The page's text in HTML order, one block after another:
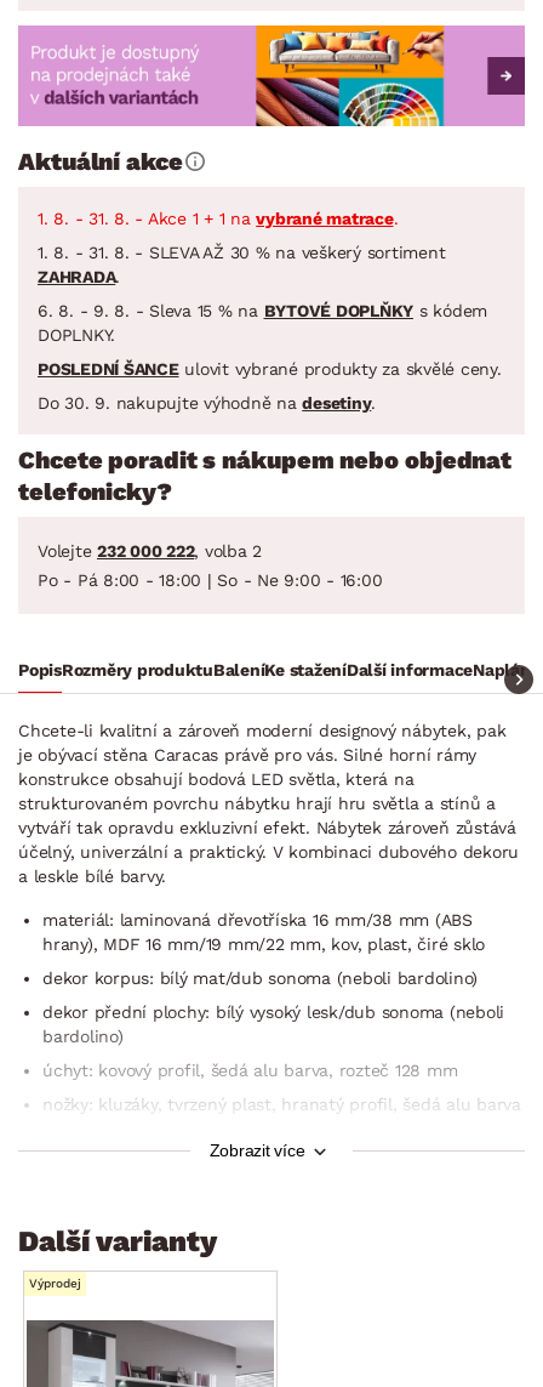
Aktuální akce
1. 8. - 31. 8. - Akce 1 + 1 navybrané matrace.
1. 8. - 31. 8. - SLEVA AŽ 30 % na veškerý sortiment
ZAHRADA.
6. 8. - 9. 8. - Sleva 15 % na BYTOVÉ DOPLŇKY s kódem
DOPLNKY.
POSLEDNÍ ŠANCEulovit vybrané produkty za skvělé ceny.
Do 30. 9. nakupujte výhodně nadesetiny.
Chcete poradit s nákupem nebo objednat
telefonicky?
Volejte 232 000 222, volba 2
Po - Pá 8:00 - 18:00 | So - Ne 9:00 - 16:00
PopisRozměry produktuBaleníKe staženíDalší informace
Chcete-li kvalitní a zároveň moderní designový nábytek, pak
je obývací stěna Caracas právě pro vás. Silné horní rámy
konstrukce obsahují bodová LED světla, která na
strukturovaném povrchu nábytku hrají hru světla a stínů a
vytváří tak opravdu exkluzivní efekt. Nábytek zároveň zůstává
účelný, univerzální a praktický. V kombinaci dubového dekoru
a leskle bílé barvy.
materiál: laminovaná dřevotříska 16 mm/38 mm (ABS
hrany), MDF 16 mm/19 mm/22 mm, kov, plast, čiré sklo
dekor korpus: bílý mat/dub sonoma (neboli bardolino)
dekor přední plochy: bílý vysoký lesk/dub sonoma (neboli
bardolino)
úchyt: kovový profil, šedá alu barva, rozteč 128 mm
nožky: kluzáky, tvrzený plast, hranatý profil, šedá alu barva
kvalitní závěsy dveří (nastavitelné výškově a prostorově,
80.000 otevíra­cích cyklů)
strukturovaný (vroubkovaný) povrch předních ploch
silné horní/dolní rámy – dodávají honosný a
včetně LED osvětlení v horním rámu konstrukce (sada 2 ks
Zobrazit více
Další varianty
Výprodej